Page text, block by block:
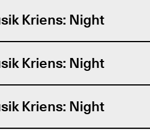
Kriens: Night
Kriens: Night
Kriens: Night